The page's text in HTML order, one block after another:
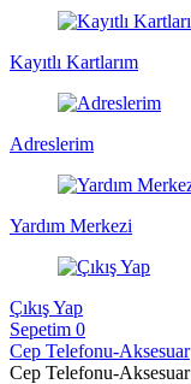
Kayıtlı Kartlarım
Adreslerim
Yardım Merkezi
Çıkış Yap
Sepetim 0
Cep Telefonu-Aksesuar
Cep Telefonu-Aksesuar